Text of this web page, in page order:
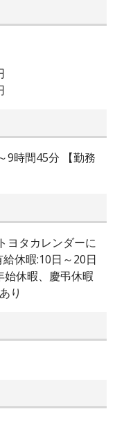
9時間45分 【勤務
ヨタカレンダーに
休暇:10日～20日
始休暇、慶弔休暇
り